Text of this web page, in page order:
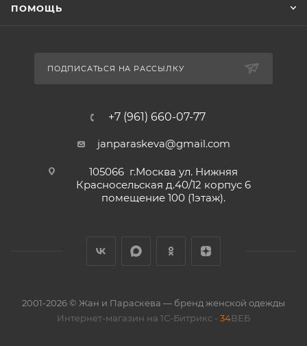
ПОМОЩЬ
ПОДПИСАТЬСЯ НА РАССЫЛКУ
+7 (961) 660-07-77
janparaskeva@gmail.com
105066 г.Москва ул. Нижняя
Красносельская д.40/12 корпус 6
помещение 100 (1этаж).
2001-2026 © Жан и Параскева — бренд женской одежды
Интернет-магазин на 1С-Битрикс - 34ВЕБ